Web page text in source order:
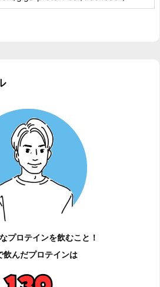
プロテインを飲むこと！
飲んだプロテインは